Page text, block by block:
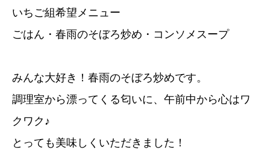
いちご組希望メニュー
ごはん・春雨のそぼろ炒め・コンソメスープ
みんな大好き！春雨のそぼろ炒めです。
調理室から漂ってくる匂いに、午前中から心はワ
クワク♪
とっても美味しくいただきました！